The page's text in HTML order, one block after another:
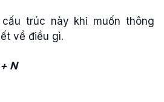
trúc này khi muốn thông
về điều gì.
N